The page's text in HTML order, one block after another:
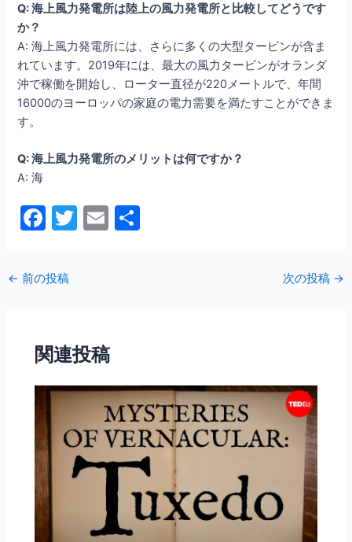
Q: 海上風力発電所は陸上の風力発電所と比較してどうです
か？
A: 海上風力発電所には、さらに多くの大型タービンが含ま
れています。2019年には、最大の風力タービンがオランダ
沖で稼働を開始し、ローター直径が220メートルで、年間
16000のヨーロッパの家庭の電力需要を満たすことができま
す。
Q: 海上風力発電所のメリットは何ですか？
A: 海
F
c
e
o
o
k
T
E
← 前の投稿 次の投稿 →
関連投稿